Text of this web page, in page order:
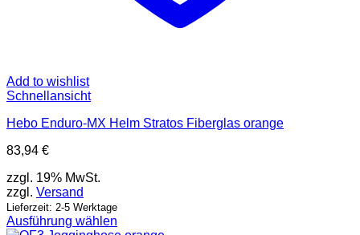
Add to wishlist
Schnellansicht
Hebo Enduro-MX Helm Stratos Fiberglas orange
83,94 €
zzgl. 19% MwSt.
zzgl. Versand
Lieferzeit: 2-5 Werktage
Ausführung wählen